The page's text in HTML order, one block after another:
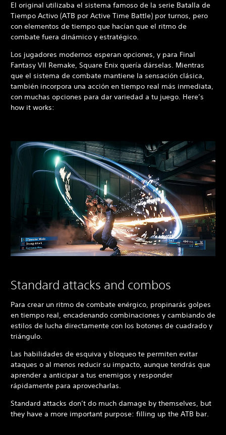
El original utilizaba el sistema famoso de la serie Batalla de
Tiempo Activo (ATB por Active Time Battle) por turnos, pero
con elementos de tiempo que hacían que el ritmo de
combate fuera dinámico y estratégico.
Los jugadores modernos esperan opciones, y para Final
Fantasy VII Remake, Square Enix quería dárselas. Mientras
que el sistema de combate mantiene la sensación clásica,
también incorpora una acción en tiempo real más inmediata,
con muchas opciones para dar variedad a tu juego. Here’s
how it works:
Standard attacks and combos
Para crear un ritmo de combate enérgico, propinarás golpes
en tiempo real, encadenando combinaciones y cambiando de
estilos de lucha directamente con los botones de cuadrado y
triángulo.
Las habilidades de esquiva y bloqueo te permiten evitar
ataques o al menos reducir su impacto, aunque tendrás que
aprender a anticipar a tus enemigos y responder
rápidamente para aprovecharlas.
Standard attacks don’t do much damage by themselves, but
they have a more important purpose: filling up the ATB bar.